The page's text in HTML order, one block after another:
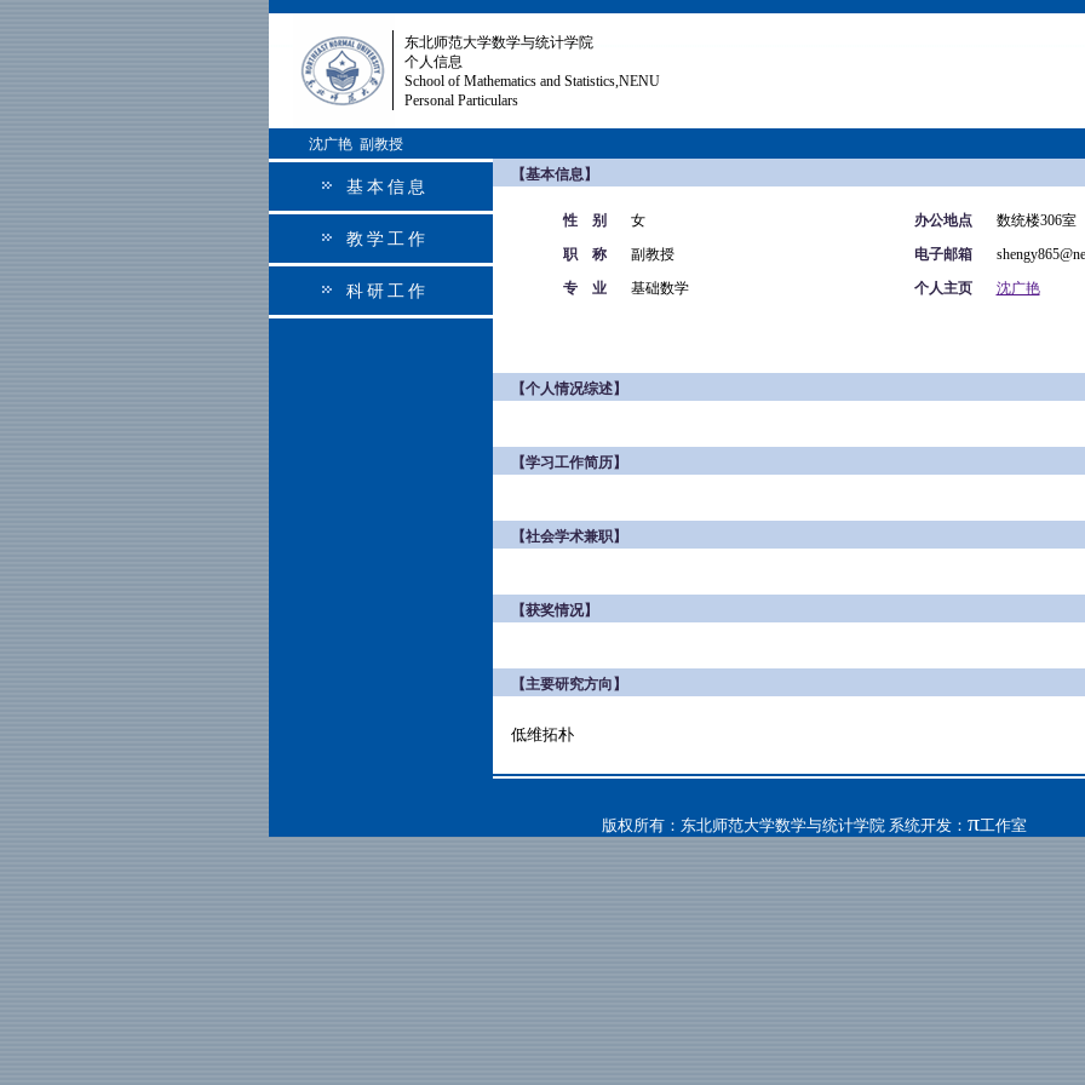
东北师范大学数学与统计学院
个人信息
School of Mathematics and Statistics,NENU
Personal Particulars
沈广艳 副教授
基本信息
教学工作
科研工作
【基本信息】
性 别 女 办公地点
数统楼306室
职 称
副教授 电子邮箱
专 业
基础数学 个人主页 沈广艳
【个人情况综述】
【学习工作简历】
【社会学术兼职】
【获奖情况】
【主要研究方向】
低维拓朴
版权所有：东北师范大学数学与统计学院 系统开发： π工作室